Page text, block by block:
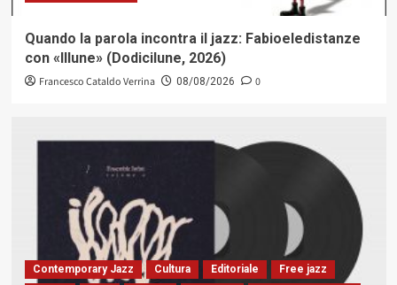
Quando la parola incontra il jazz: Fabioeledistanze
con «Illune» (Dodicilune, 2026)
Francesco Cataldo Verrina 08/08/2026 0
Contemporary Jazz Cultura Editoriale
Free jazz